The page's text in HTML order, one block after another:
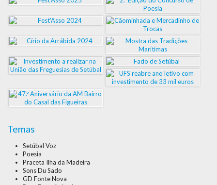
Temas
Setúbal Voz
Poesia
Praceta Ilha da Madeira
Sons Du Sado
GD Fonte Nova